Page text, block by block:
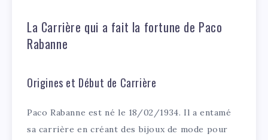
La Carrière qui a fait la fortune de Paco
Rabanne
Origines et Début de Carrière
Paco Rabanne est né le 18/02/1934. Il a entamé
sa carrière en créant des bijoux de mode pour